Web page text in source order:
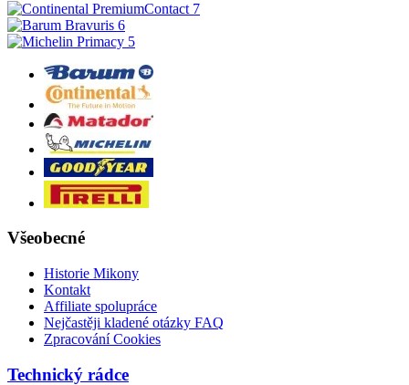
Všeobecné
Historie Mikony
Kontakt
Affiliate spolupráce
Nejčastěji kladené otázky FAQ
Zpracování Cookies
Technický rádce